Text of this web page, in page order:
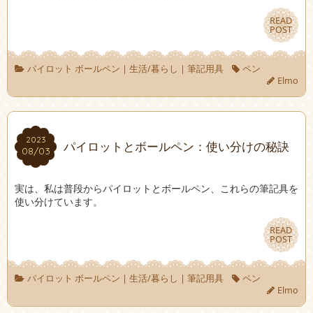
READ
POST
READ
POST
パイロット ボールペン | 生活/暮らし | 筆記用具
ペン
Elmo
2023
08/03
2023
08/03 パイロットとボールペン：使い分けの秘訣
実は、私は普段からパイロットとボールペン、これらの筆記具を
使い分けています。
READ
POST
READ
POST
パイロット ボールペン | 生活/暮らし | 筆記用具
ペン
Elmo